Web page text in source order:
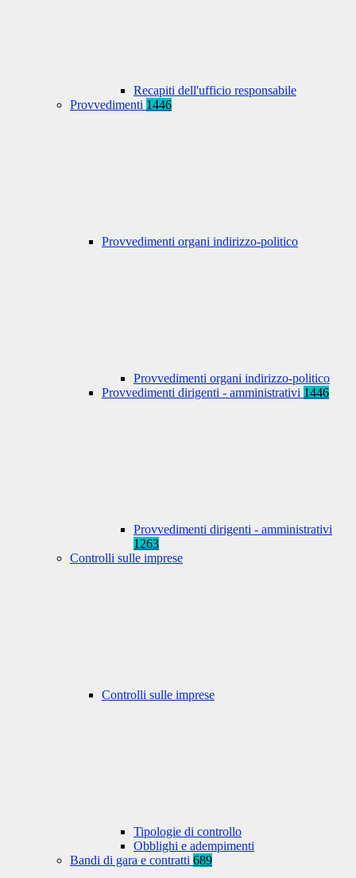
Recapiti dell'ufficio responsabile
Provvedimenti 1446
Provvedimenti organi indirizzo-politico
Provvedimenti organi indirizzo-politico
Provvedimenti dirigenti - amministrativi 1446
Provvedimenti dirigenti - amministrativi
1263
Controlli sulle imprese
Controlli sulle imprese
Tipologie di controllo
Obblighi e adempimenti
Bandi di gara e contratti 689